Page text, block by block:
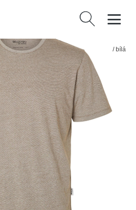
Vyhledávání
Tričko 'Aspen' Selected Homme nažloutlá / bílá